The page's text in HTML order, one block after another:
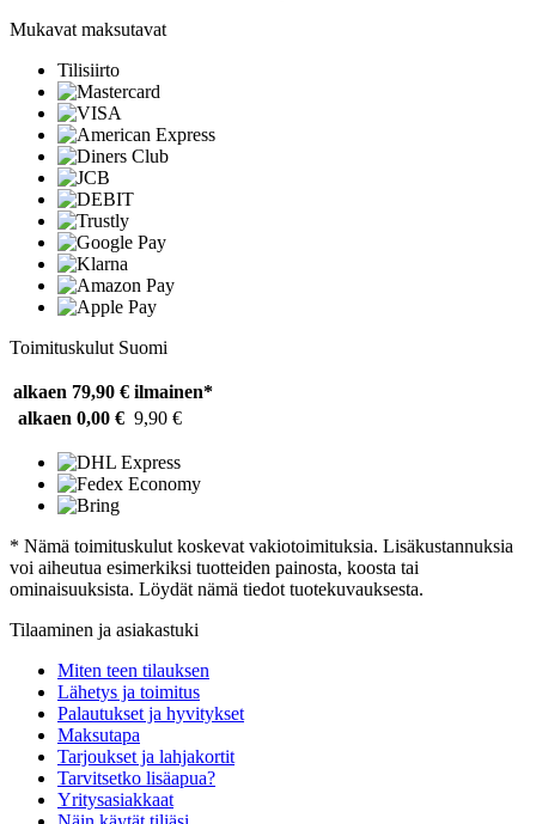
Mukavat maksutavat
Tilisiirto
Toimituskulut Suomi
alkaen 79,90 € ilmainen*
alkaen 0,00 € 9,90 €
* Nämä toimituskulut koskevat vakiotoimituksia. Lisäkustannuksia
voi aiheutua esimerkiksi tuotteiden painosta, koosta tai
ominaisuuksista. Löydät nämä tiedot tuotekuvauksesta.
Tilaaminen ja asiakastuki
Miten teen tilauksen
Lähetys ja toimitus
Palautukset ja hyvitykset
Maksutapa
Tarjoukset ja lahjakortit
Tarvitsetko lisäapua?
Yritysasiakkaat